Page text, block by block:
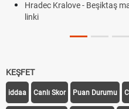
Kralove - Beşiktaş maçı şifresiz
KEŞFET
iddaa Canlı Skor Puan Durumu